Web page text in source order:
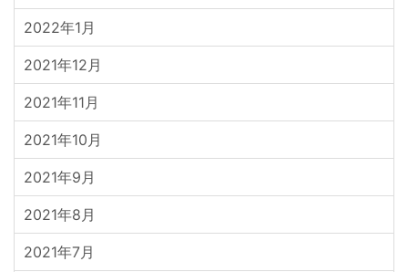
2022年1月
2021年12月
2021年11月
2021年10月
2021年9月
2021年8月
2021年7月